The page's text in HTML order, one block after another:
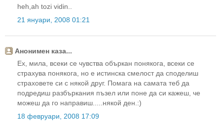
heh,ah tozi vidin..
21 януари, 2008 01:21
Анонимен каза...
Ех, мила, всеки се чувства объркан понякога, всеки се
страхува понякога, но е истинска смелост да споделиш
страховете си с някой друг. Помага на самата теб да
подредиш разбъркания пъзел или поне да си кажеш, че
можеш да го направиш.....някой ден.:)
18 февруари, 2008 17:09